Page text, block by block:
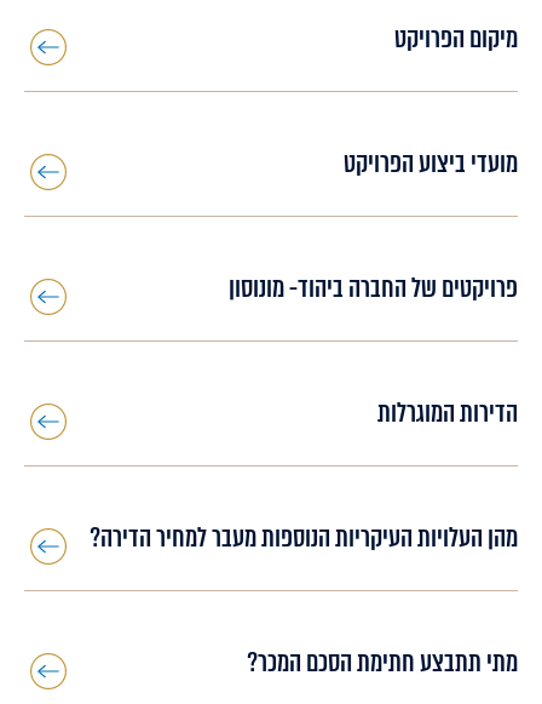
מיקום הפרויקט
מועדי ביצוע הפרויקט
פרויקטים של החברה ביהוד- מונוסון
הדירות המוגרלות
מהן העלויות העיקריות הנוספות מעבר למחיר הדירה?
מתי תתבצע חתימת הסכם המכר?